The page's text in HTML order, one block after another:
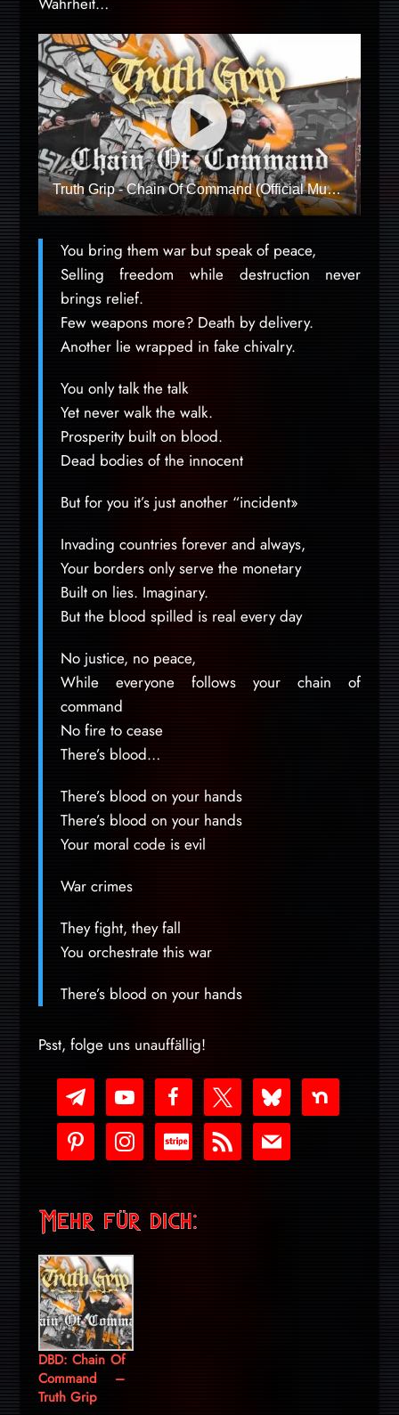
Truth Grip - Chain Of Command (Official Music Video)
You bring them war but speak of peace,
Selling freedom while destruction never
brings relief.
Few weapons more? Death by delivery.
Another lie wrapped in fake chivalry.
You only talk the talk
Yet never walk the walk.
Prosperity built on blood.
Dead bodies of the innocent
But for you it’s just another “incident»
Invading countries forever and always,
Your borders only serve the monetary
Built on lies. Imaginary.
But the blood spilled is real every day
No justice, no peace,
While everyone follows your chain of
command
No fire to cease
There’s blood…
There’s blood on your hands
There’s blood on your hands
Your moral code is evil
War crimes
They fight, they fall
You orchestrate this war
There’s blood on your hands
Psst, folge uns unauffällig!
telegram
youtube-
play
facebook bluesky nextdoor
pinterest instagramcc-
stripe
rss mail
Mehr für dich:
DBD: Chain Of
Command –
Truth Grip